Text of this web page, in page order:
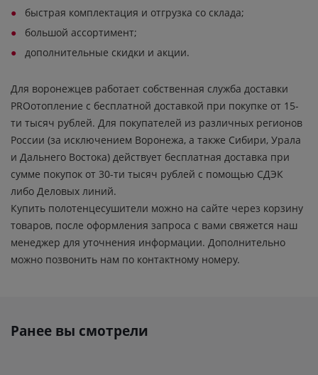
быстрая комплектация и отгрузка со склада;
большой ассортимент;
дополнительные скидки и акции.
Для воронежцев работает собственная служба доставки
PROотопление с бесплатной доставкой при покупке от 15-
ти тысяч рублей. Для покупателей из различных регионов
России (за исключением Воронежа, а также Сибири, Урала
и Дальнего Востока) действует бесплатная доставка при
сумме покупок от 30-ти тысяч рублей с помощью СДЭК
либо Деловых линий.
Купить полотенцесушители можно на сайте через корзину
товаров, после оформления запроса с вами свяжется наш
менеджер для уточнения информации. Дополнительно
можно позвонить нам по контактному номеру.
Ранее вы смотрели